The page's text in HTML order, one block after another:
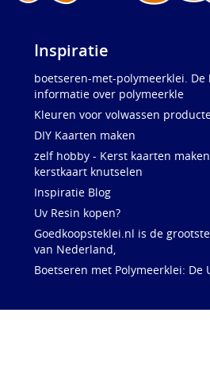
Inspiratie
boetseren-met-polymeerklei. De
informatie over polymeerkle
Kleuren voor volwassen
DIY Kaarten maken
zelf hobby - Kerst kaarten
kerstkaart knutselen
Inspiratie Blog
Uv Resin kopen?
Goedkoopsteklei.nl is de
van Nederland,
Boetseren met Polymeerklei: De